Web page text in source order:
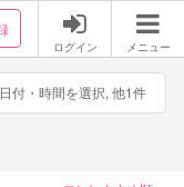
ログイン メニュー
付・時間を選択, 他1件